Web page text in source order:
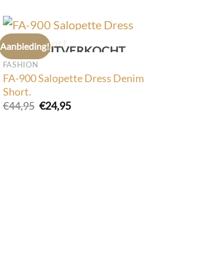
Aanbieding!UITVERKOCHT
FASHION
FA-900 Salopette Dress Denim
Short.
€44,95 Oorspronkelijke
prijs
€24,95Huidige